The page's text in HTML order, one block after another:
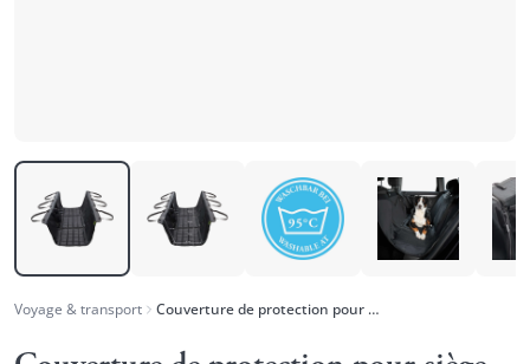
Voyage & transport Couverture de protection pour siège arrière Hamilton